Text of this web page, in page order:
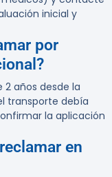
inicial y
por
2 años desde la
transporte debía
la aplicación
en